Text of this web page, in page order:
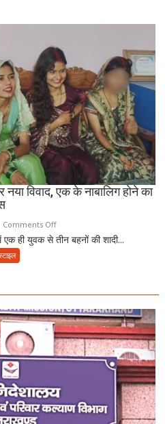
दिल्ली
रेड,
₹25
लाख
रंगदारी
गैंग
गिरफ्तार
नया विवाद, एक के नाबालिग होने का
Comments Offon
अमरोहा
शादी
पर
नया
विवाद,
के
नाबालिग
ही युवक से तीन बहनों की शादी...